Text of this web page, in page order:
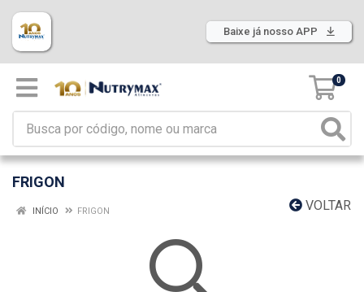
Baixe já nosso APP
0
FRIGON
VOLTAR
INÍCIO FRIGON